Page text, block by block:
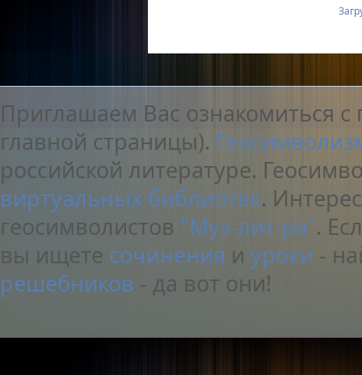
Приглашаем Вас ознакомиться
главной страницы).
российской литературе.
виртуальных библиотек.
геосимволистов "Муз-лит-ра".
вы ищете сочинения и уроки -
решебников - да вот они!